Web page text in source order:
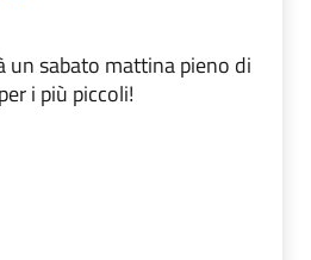
un sabato mattina pieno di
i più piccoli!